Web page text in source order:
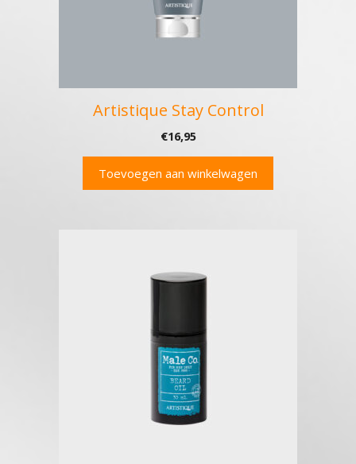
Artistique Stay Control
€16,95
Toevoegen aan winkelwagen